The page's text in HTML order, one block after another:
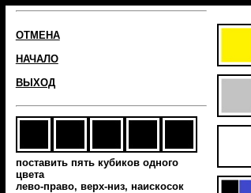
ОТМЕНА
НАЧАЛО
ВЫХОД
поставить пять кубиков одного
цвета
лево-право, верх-низ, наиcкосок